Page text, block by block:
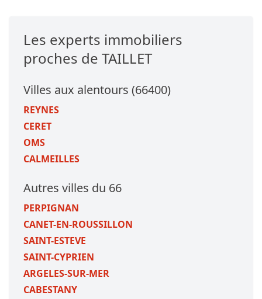
Les experts immobiliers
proches de TAILLET
Villes aux alentours (66400)
REYNES
CERET
OMS
CALMEILLES
Autres villes du 66
PERPIGNAN
CANET-EN-ROUSSILLON
SAINT-ESTEVE
SAINT-CYPRIEN
ARGELES-SUR-MER
CABESTANY